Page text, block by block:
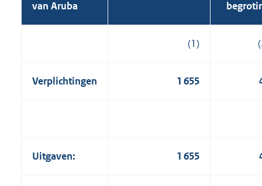
van Aruba
(1)
Verplichtingen 1 655
Uitgaven: 1 655